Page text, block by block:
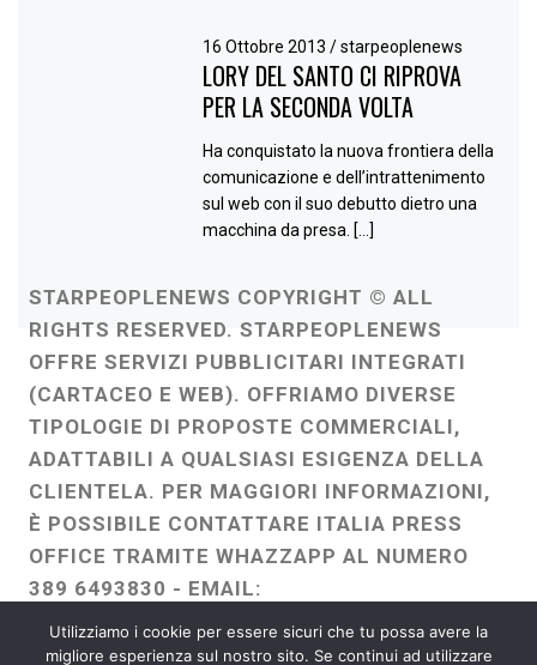
16 Ottobre 2013/ starpeoplenews
LORY DEL SANTO CI RIPROVA
PER LA SECONDA VOLTA
Ha conquistato la nuova frontiera della
comunicazione e dell’intrattenimento
sul web con il suo debutto dietro una
macchina da presa. […]
STARPEOPLENEWS COPYRIGHT © ALL
RIGHTS RESERVED. STARPEOPLENEWS
OFFRE SERVIZI PUBBLICITARI INTEGRATI
(CARTACEO E WEB). OFFRIAMO DIVERSE
TIPOLOGIE DI PROPOSTE COMMERCIALI,
ADATTABILI A QUALSIASI ESIGENZA DELLA
CLIENTELA. PER MAGGIORI INFORMAZIONI,
È POSSIBILE CONTATTARE ITALIA PRESS
OFFICE TRAMITE WHAZZAPP AL NUMERO
389 6493830 - EMAIL:
ITALIAPRESSOFFICE@GMAIL.COM
WEBMASTER :FRANCESCO GENTILE
Utilizziamo i cookie per essere sicuri che tu possa avere la
migliore esperienza sul nostro sito. Se continui ad utilizzare